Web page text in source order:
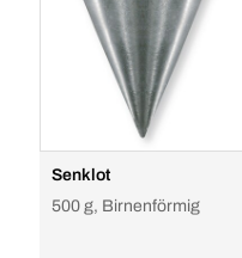
Senklot
500 g, Birnenförmig